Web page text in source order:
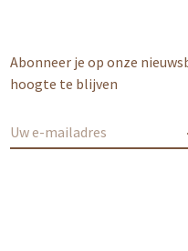
Abonneer je op onze
hoogte te blijven